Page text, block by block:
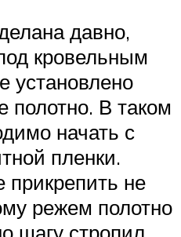
давно,
кровельным
установлено
полотно. В таком
начать с
пленки.
не
режем полотно